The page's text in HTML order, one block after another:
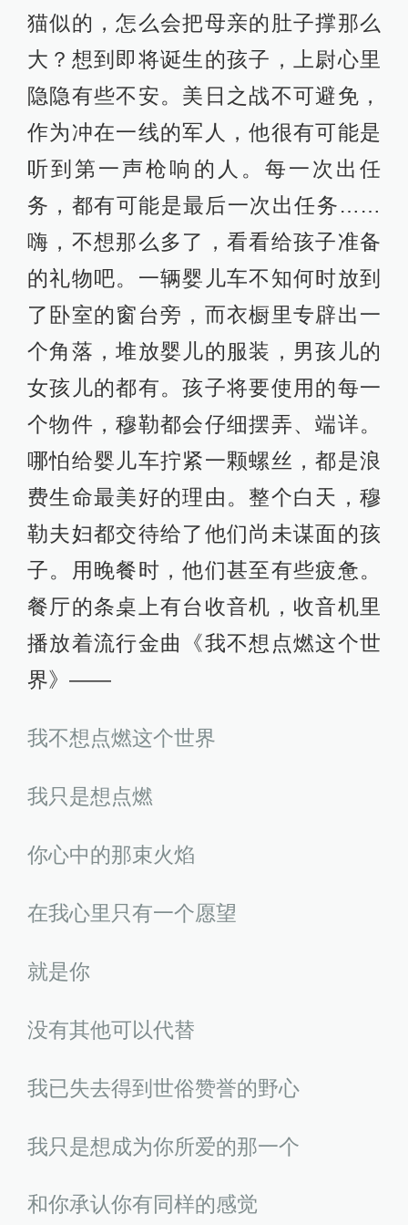
猫似的，怎么会把母亲的肚子撑那么
大？想到即将诞生的孩子，上尉心里
隐隐有些不安。美日之战不可避免，
作为冲在一线的军人，他很有可能是
听到第一声枪响的人。每一次出任
务，都有可能是最后一次出任务……
嗨，不想那么多了，看看给孩子准备
的礼物吧。一辆婴儿车不知何时放到
了卧室的窗台旁，而衣橱里专辟出一
个角落，堆放婴儿的服装，男孩儿的
女孩儿的都有。孩子将要使用的每一
个物件，穆勒都会仔细摆弄、端详。
哪怕给婴儿车拧紧一颗螺丝，都是浪
费生命最美好的理由。整个白天，穆
勒夫妇都交待给了他们尚未谋面的孩
子。用晚餐时，他们甚至有些疲惫。
餐厅的条桌上有台收音机，收音机里
播放着流行金曲《我不想点燃这个世
界》——
我不想点燃这个世界
我只是想点燃
你心中的那束火焰
在我心里只有一个愿望
就是你
没有其他可以代替
我已失去得到世俗赞誉的野心
我只是想成为你所爱的那一个
和你承认你有同样的感觉